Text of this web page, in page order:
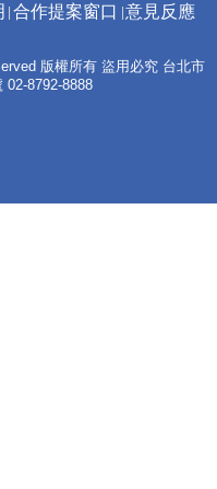
合作提案窗口 意見反應
版權所有 盜用必究 台北市
02-8792-8888